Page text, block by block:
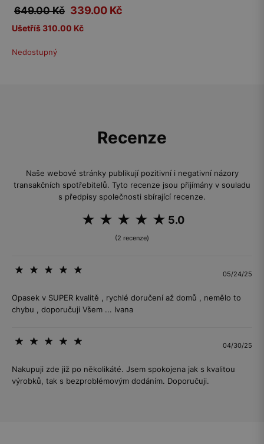
649.00 Kč 339.00 Kč
Ušetříš 310.00 Kč
Nedostupný
Recenze
Naše webové stránky publikují pozitivní i negativní názory
transakčních spotřebitelů. Tyto recenze jsou přijímány v souladu
s předpisy společnosti sbírající recenze.
5.0
(2 recenze)
05/24/25
Opasek v SUPER kvalitě , rychlé doručení až domů , nemělo to
chybu , doporučuji Všem ... Ivana
04/30/25
Nakupuji zde již po několikáté. Jsem spokojena jak s kvalitou
výrobků, tak s bezproblémovým dodáním. Doporučuji.